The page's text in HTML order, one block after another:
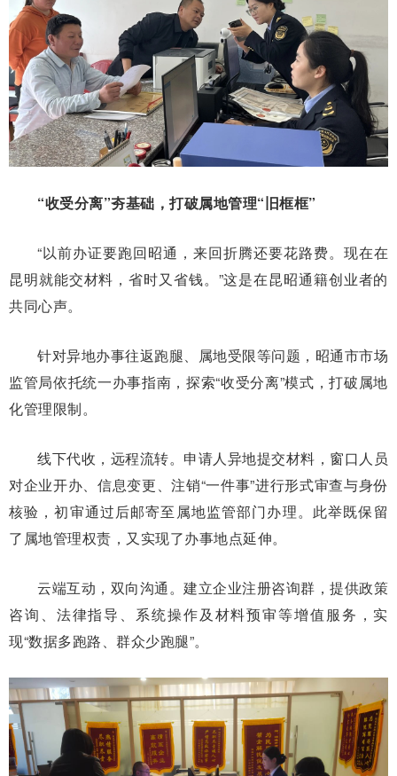
“收受分离”夯基础，打破属地管理“旧框框”
“以前办证要跑回昭通，来回折腾还要花路费。现在在
昆明就能交材料，省时又省钱。”这是在昆昭通籍创业者的
共同心声。
针对异地办事往返跑腿、属地受限等问题，昭通市市场
监管局依托统一办事指南，探索“收受分离”模式，打破属地
化管理限制。
线下代收，远程流转。申请人异地提交材料，窗口人员
对企业开办、信息变更、注销“一件事”进行形式审查与身份
核验，初审通过后邮寄至属地监管部门办理。此举既保留
了属地管理权责，又实现了办事地点延伸。
云端互动，双向沟通。建立企业注册咨询群，提供政策
咨询、法律指导、系统操作及材料预审等增值服务，实
现“数据多跑路、群众少跑腿”。